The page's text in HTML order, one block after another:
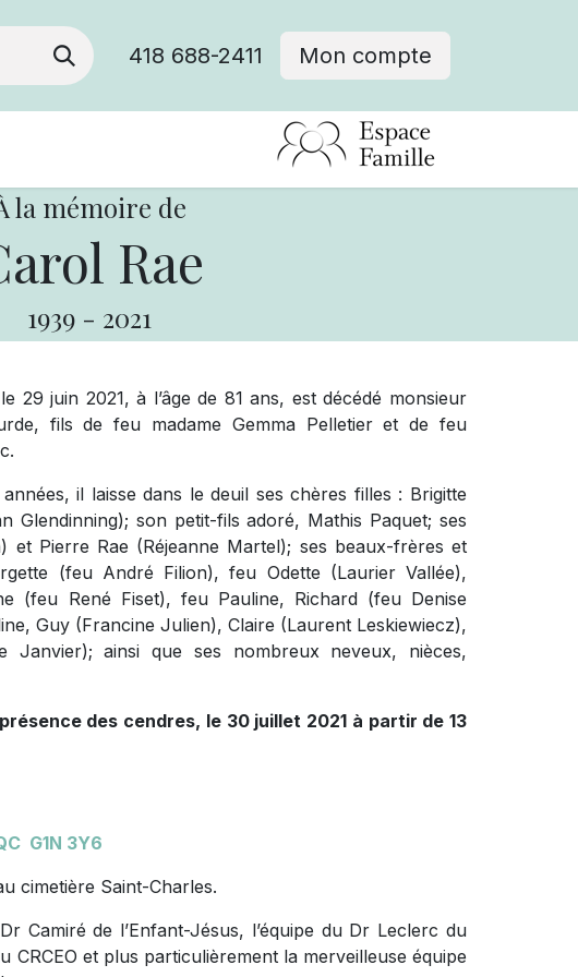
418 688-2411 Mon compte
la mémoire de
Rae
1939 - 2021
29 juin 2021, à l’âge de 81 ans, est décédé monsieur
fils de feu madame Gemma Pelletier et de feu
il laisse dans le deuil ses chères filles : Brigitte
Glendinning); son petit-fils adoré, Mathis Paquet; ses
et Pierre Rae (Réjeanne Martel); ses beaux-frères et
(feu André Filion), feu Odette (Laurier Vallée),
(feu René Fiset), feu Pauline, Richard (feu Denise
Guy (Francine Julien), Claire (Laurent Leskiewiecz),
Janvier); ainsi que ses nombreux neveux, nièces,
des cendres, le 30 juillet 2021 à partir de 13
G1N 3Y6
cimetière Saint-Charles.
Camiré de l’Enfant-Jésus, l’équipe du Dr Leclerc du
CRCEO et plus particulièrement la merveilleuse équipe